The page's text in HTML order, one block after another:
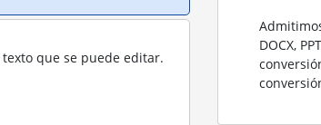
que se puede editar.
DOCX,